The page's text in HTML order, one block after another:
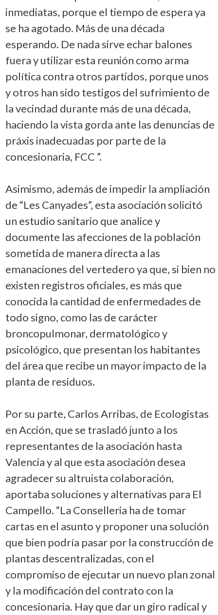
inmediatas, porque el tiempo de espera ya
se ha agotado. Más de una década
esperando. De nada sirve echar balones
fuera y utilizar esta reunión como arma
política contra otros partidos, porque unos
y otros han sido testigos del sufrimiento de
la vecindad durante más de una década,
haciendo la vista gorda ante las denuncias de
práxis inadecuadas por parte de la
concesionaria, FCC ”.
Asimismo, además de impedir la ampliación
de “Les Canyades”, esta asociación solicitó
un estudio sanitario que analice y
documente las afecciones de la población
sometida de manera directa a las
emanaciones del vertedero ya que, si bien no
existen registros oficiales, es más que
conocida la cantidad de enfermedades de
todo signo, como las de carácter
broncopulmonar, dermatológico y
psicológico, que presentan los habitantes
del área que recibe un mayor impacto de la
planta de residuos.
Por su parte, Carlos Arribas, de Ecologistas
en Acción, que se trasladó junto a los
representantes de la asociación hasta
Valencia y al que esta asociación desea
agradecer su altruista colaboración,
aportaba soluciones y alternativas para El
Campello. “La Conselleria ha de tomar
cartas en el asunto y proponer una solución
que bien podría pasar por la construcción de
plantas descentralizadas, con el
compromiso de ejecutar un nuevo plan zonal
y la modificación del contrato con la
concesionaria. Hay que dar un giro radical y